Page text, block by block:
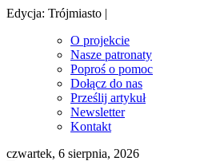
Edycja: Trójmiasto |
O projekcie
Nasze patronaty
Poproś o pomoc
Dołącz do nas
Prześlij artykuł
Newsletter
Kontakt
czwartek, 6 sierpnia, 2026